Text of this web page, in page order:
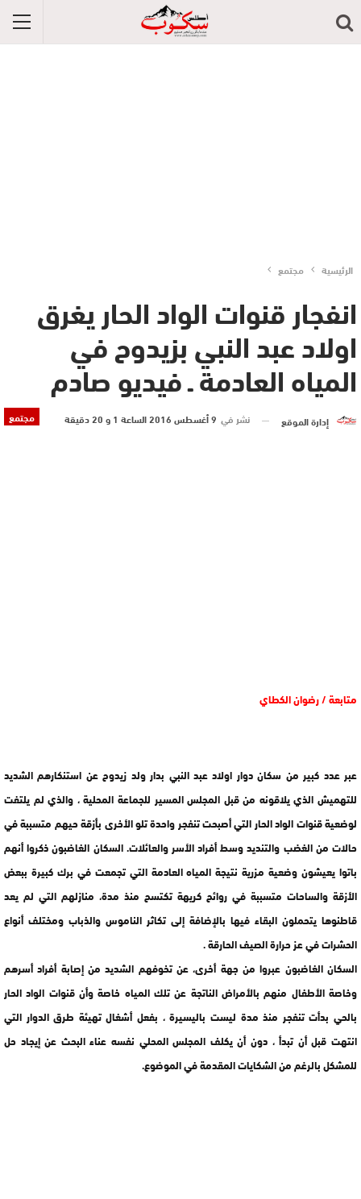
الرئيسية مجتمع
انفجار قنوات الواد الحار يغرق
اولاد عبد النبي بزيدوح في
المياه العادمة ـ فيديو صادم
مجتمع إدارة الموقع نشر في 9 أغسطس 2016 الساعة 1 و 20 دقيقة
متابعة / رضوان الكطاي
عبر عدد كبير من سكان دوار اولاد عبد النبي بدار ولد زيدوح عن استنكارهم الشديد
للتهميش الذي يلاقونه من قبل المجلس المسير للجماعة المحلية ، والذي لم يلتفت
لوضعية قنوات الواد الحار التي أصبحت تنفجر واحدة تلو الأخرى بأزقة حيهم متسببة في
حالات من الغضب والتنديد وسط أفراد الأسر والعائلات. السكان الغاضبون ذكروا أنهم
باتوا يعيشون وضعية مزرية نتيجة المياه العادمة التي تجمعت في برك كبيرة ببعض
الأزقة والساحات متسببة في روائح كريهة تكتسح منذ مدة، منازلهم التي لم يعد
قاطنوها يتحملون البقاء فيها بالإضافة إلى تكاثر الناموس والذباب ومختلف أنواع
الحشرات في عز حرارة الصيف الحارقة .
السكان الغاضبون عبروا من جهة أخرى، عن تخوفهم الشديد من إصابة أفراد أسرهم
وخاصة الأطفال منهم بالأمراض الناتجة عن تلك المياه خاصة وأن قنوات الواد الحار
بالحي بدأت تنفجر منذ مدة ليست باليسيرة ، بفعل أشغال تهيئة طرق الدوار التي
انتهت قبل أن تبدأ ، دون أن يكلف المجلس المحلي نفسه عناء البحث عن إيجاد حل
للمشكل بالرغم من الشكايات المقدمة في الموضوع.